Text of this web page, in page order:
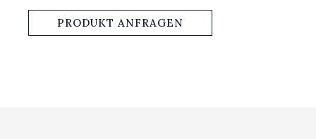
PRODUKT ANFRAGEN